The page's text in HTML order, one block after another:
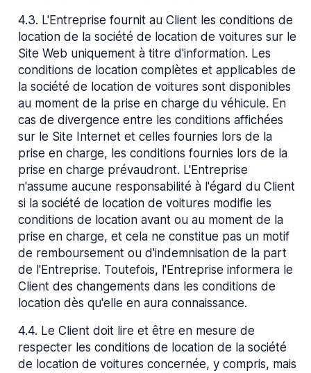
4.3. L'Entreprise fournit au Client les conditions de
location de la société de location de voitures sur le
Site Web uniquement à titre d'information. Les
conditions de location complètes et applicables de
la société de location de voitures sont disponibles
au moment de la prise en charge du véhicule. En
cas de divergence entre les conditions affichées
sur le Site Internet et celles fournies lors de la
prise en charge, les conditions fournies lors de la
prise en charge prévaudront. L'Entreprise
n'assume aucune responsabilité à l'égard du Client
si la société de location de voitures modifie les
conditions de location avant ou au moment de la
prise en charge, et cela ne constitue pas un motif
de remboursement ou d'indemnisation de la part
de l'Entreprise. Toutefois, l'Entreprise informera le
Client des changements dans les conditions de
location dès qu'elle en aura connaissance.
4.4. Le Client doit lire et être en mesure de
respecter les conditions de location de la société
de location de voitures concernée, y compris, mais